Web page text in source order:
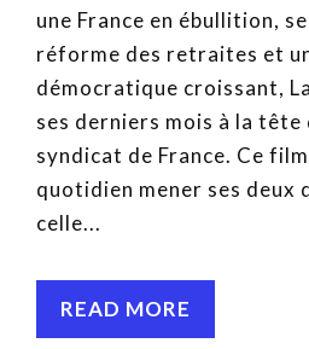
une France en ébullition,
réforme des retraites et
démocratique croissant,
ses derniers mois à la tête
syndicat de France. Ce
quotidien mener ses deux
celle...
READ MORE